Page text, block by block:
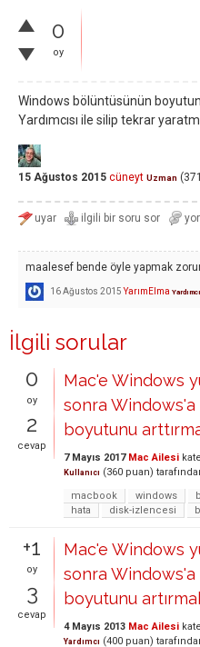
0
oy
Windows bölüntüsünün
Yardımcısı ile silip tekrar
15 Ağustos 2015 cüneyt Uzman (
maalesef bende öyle yapmak
16 Ağustos 2015 YarımElma Yardımcı
İlgili sorular
0
oy
2
cevap
Mac'e Windows
sonra Windows'a
boyutunu
7 Mayıs 2017 Mac Ailesi
Kullanıcı (360 puan)
macbook
windows
hata
disk-izlencesi
+1
oy
3
cevap
Mac'e Windows
sonra Windows'a
boyutunu
4 Mayıs 2013 Mac Ailesi
Yardımcı (400 puan)